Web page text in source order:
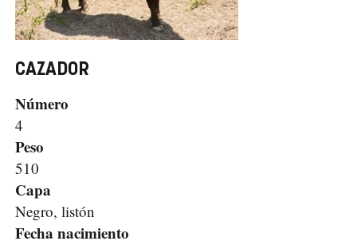
CAZADOR
Número
4
Peso
510
Capa
Negro, listón
Fecha nacimiento